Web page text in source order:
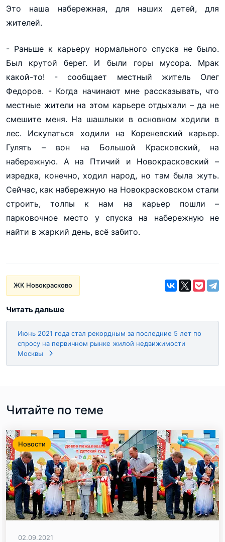
Это наша набережная, для наших детей, для
жителей.
- Раньше к карьеру нормального спуска не было.
Был крутой берег. И были горы мусора. Мрак
какой-то! - сообщает местный житель Олег
Федоров. - Когда начинают мне рассказывать, что
местные жители на этом карьере отдыхали – да не
смешите меня. На шашлыки в основном ходили в
лес. Искупаться ходили на Кореневский карьер.
Гулять – вон на Большой Красковский, на
набережную. А на Птичий и Новокрасковский –
изредка, конечно, ходил народ, но там была жуть.
Сейчас, как набережную на Новокрасковском стали
строить, толпы к нам на карьер пошли –
парковочное место у спуска на набережную не
найти в жаркий день, всё забито.
ЖК Новокрасково
Читать дальше
Июнь 2021 года стал рекордным за последние 5 лет по
спросу на первичном рынке жилой недвижимости
Москвы
Читайте по теме
Новости
02.09.2021